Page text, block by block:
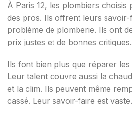
À Paris 12, les plombiers choisis
des pros. Ils offrent leurs
problème de plomberie. Ils ont
prix justes et de bonnes critiques.
Ils font bien plus que réparer
Leur talent couvre aussi la
et la clim. Ils peuvent même
cassé. Leur savoir-faire est vaste.